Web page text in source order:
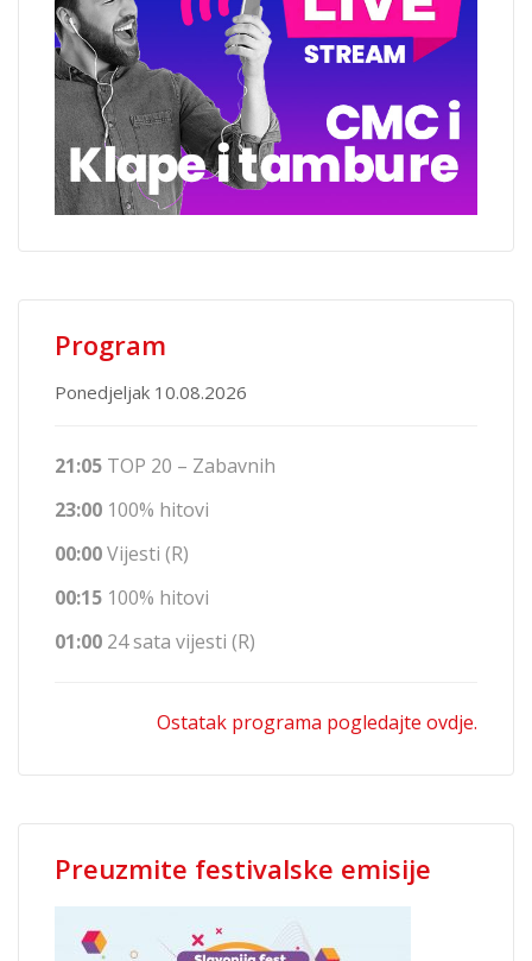
Program
Ponedjeljak 10.08.2026
21:05 TOP 20 – Zabavnih
23:00 100% hitovi
00:00Vijesti (R)
00:15 100% hitovi
01:00 24 sata vijesti (R)
Ostatak programa pogledajte ovdje.
Preuzmite festivalske emisije